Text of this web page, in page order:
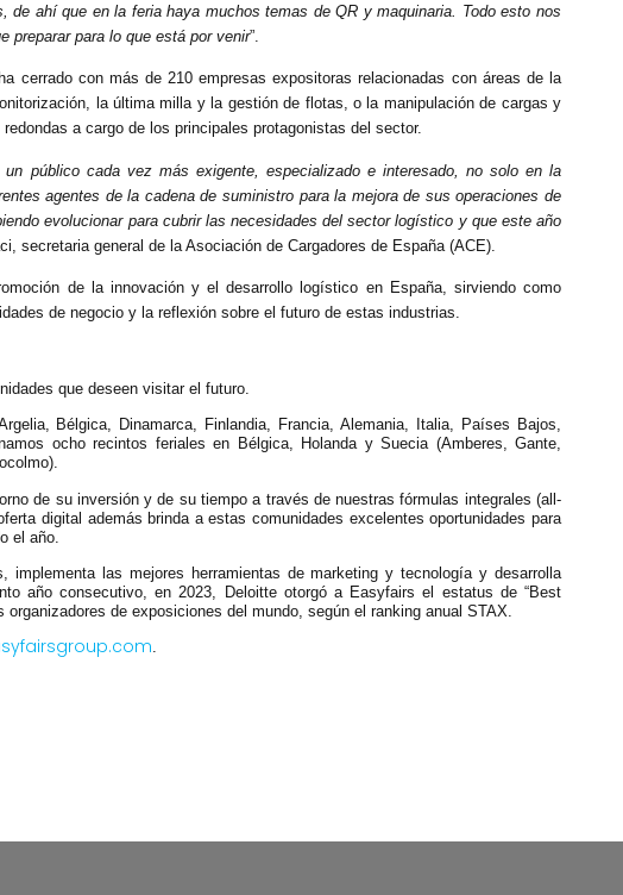
ahí que en la feria haya muchos temas de QR y maquinaria. Todo esto nos
preparar para lo que está por venir”.
cerrado con más de 210 empresas expositoras relacionadas con áreas de la
la última milla y la gestión de flotas, o la manipulación de cargas y
a cargo de los principales protagonistas del sector.
público cada vez más exigente, especializado e interesado, no solo en la
agentes de la cadena de suministro para la mejora de sus operaciones de
evolucionar para cubrir las necesidades del sector logístico y que este año
secretaria general de la Asociación de Cargadores de España (ACE)
de la innovación y el desarrollo logístico en España, sirviendo como
de negocio y la reflexión sobre el futuro de estas industrias.
que deseen visitar el futuro.
Bélgica, Dinamarca, Finlandia, Francia, Alemania, Italia, Países Bajos,
ocho recintos feriales en Bélgica, Holanda y Suecia (Amberes, Gante,
de su inversión y de su tiempo a través de nuestras fórmulas integrales (all-
digital además brinda a estas comunidades excelentes oportunidades para
el año.
implementa las mejores herramientas de marketing y tecnología y desarrolla
año consecutivo, en 2023, Deloitte otorgó a Easyfairs el estatus de “Best
de exposiciones del mundo, según el ranking anual STAX.
.